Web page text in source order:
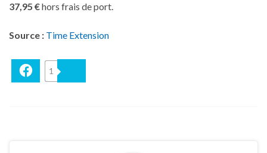
37,95 €hors frais de port.
Source : Time Extension
Facebook
1